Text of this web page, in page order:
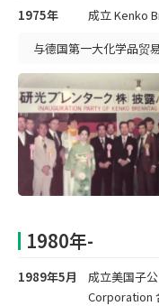
1975年
成立 Kenko
与德国第一大化学品贸
1980年-
1989年5月
成立美国子
Corporation